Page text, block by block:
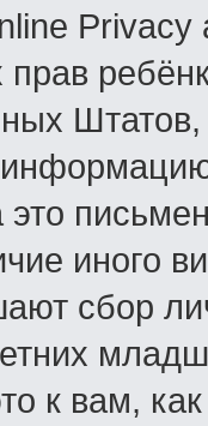
это
иного
сбор
к вам,